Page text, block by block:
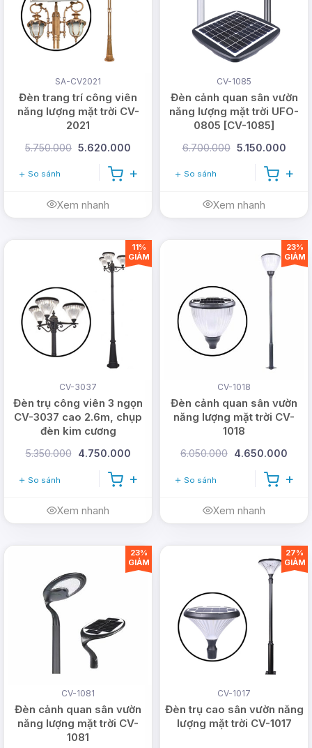
Công ty nhập khẩu trực tiếp tại nhà máy
CÔNG TY TNHH DMT SOLAR VIỆT NAM
Văn phòng: 365A đường Tô Ngọc Vân,
Phường Thới An, TP Hồ Chí Minh (Xem bản
Trụ sở: 26/1B Ấp Nam Lân, Xã Bà Điểm,
TP Hồ Chí Minh
Hotline:
0978.126.123
- CSKH/Bảo hành:
vn@dmtsolar.com
cskh@dmtsolar.com
Web: www.dmtsolar.com -
www.dmtsolar.vn
SA-CV2021
Đèn trang trí công viên
năng lượng mặt trời CV-
2021
5.750.000 5.620.000
So sánh
Xem nhanh
CV-1085
Đèn cảnh quan sân vườn
năng lượng mặt trời UFO-
0805 [CV-1085]
6.700.000 5.150.000
So sánh
Xem nhanh
CV-3037
Đèn trụ công viên 3 ngọn
CV-3037 cao 2.6m, chụp
đèn kim cương
5.350.000 4.750.000
So sánh
Xem nhanh
11%
GIẢM
CV-1018
Đèn cảnh quan sân vườn
năng lượng mặt trời CV-
1018
6.050.000 4.650.000
So sánh
Xem nhanh
23%
GIẢM
CV-1081
Đèn cảnh quan sân vườn
năng lượng mặt trời CV-
1081
23%
GIẢM
CV-1017
Đèn trụ cao sân vườn năng
lượng mặt trời CV-1017
27%
GIẢM